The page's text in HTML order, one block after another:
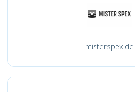
misterspex.de